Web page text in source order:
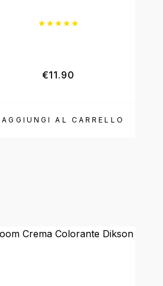
AGGIUNGI AL CARRELLO
Valutato
€11.90